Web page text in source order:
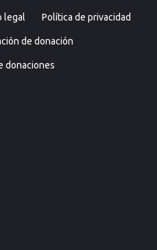
legal Política de privacidad
de donación
donaciones